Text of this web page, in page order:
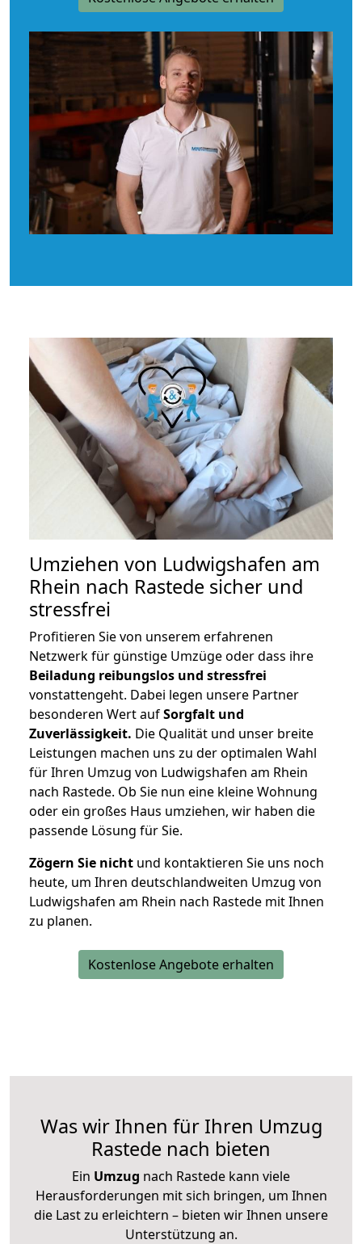
Umziehen von Ludwigshafen am
Rhein nach Rastede sicher und
stressfrei
Profitieren Sie von unserem erfahrenen
Netzwerk für günstige Umzüge oder dass ihre
Beiladung reibungslos und stressfrei
vonstattengeht. Dabei legen unsere Partner
besonderen Wert aufSorgfalt und
Zuverlässigkeit. Die Qualität und unser breite
Leistungen machen uns zu der optimalen Wahl
für Ihren Umzug von Ludwigshafen am Rhein
nach Rastede. Ob Sie nun eine kleine Wohnung
oder ein großes Haus umziehen, wir haben die
passende Lösung für Sie.
Zögern Sie nicht und kontaktieren Sie uns noch
heute, um Ihren deutschlandweiten Umzug von
Ludwigshafen am Rhein nach Rastede mit Ihnen
zu planen.
Kostenlose Angebote erhalten
Was wir Ihnen für Ihren Umzug
Rastede nach bieten
Ein Umzug nach Rastede kann viele
Herausforderungen mit sich bringen, um Ihnen
die Last zu erleichtern – bieten wir Ihnen unsere
Unterstützung an.